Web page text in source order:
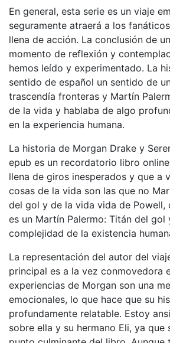
En general, esta serie es un viaje
seguramente atraerá a los
llena de acción. La conclusión de
momento de reflexión y
hemos leído y experimentado. La
sentido de español un sentido de
trascendía fronteras y Martín
de la vida y hablaba de algo
en la experiencia humana.
La historia de Morgan Drake y
epub es un recordatorio libro
llena de giros inesperados y que a
cosas de la vida son las que no
del gol y de la vida vida de Powell,
es un Martín Palermo: Titán del gol
complejidad de la existencia
La representación del autor del
principal es a la vez conmovedora
experiencias de Morgan son una
emocionales, lo que hace que su
profundamente relatable. Estoy
sobre ella y su hermano Eli, ya que